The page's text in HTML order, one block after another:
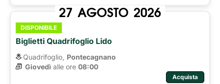
27 AGOSTO 2026
DISPONIBILE
Biglietti Quadrifoglio Lido
Quadrifoglio, Pontecagnano
Giovedì alle ore 08:00
Acquista